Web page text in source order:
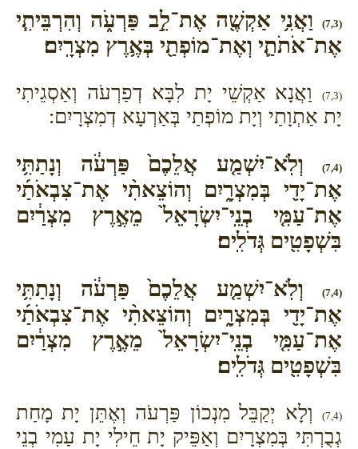
(7,3)
וַאֲנִ֥י אַקְשֶׁ֖ה אֶת־לֵ֣ב פַּרְעֹ֑ה וְהִרְבֵּיתִ֧י
אֶת־אֹתֹתַ֛י וְאֶת־מוֹפְתַ֖י בְּאֶ֥רֶץ מִצְרָֽיִם׃
(7,3)
וַאֲנָא אַקְשֵׁי יָת לִבָּא דְפַרְעֹה וְאַסְגֵיתִי
יָת אַתְוָתַי וְיָת מוֹפְתַי בְּאַרְעָא דְמִצְרָיִם:
(7,4)
וְלֹֽא־יִשְׁמַ֤ע אֲלֵכֶם֙ פַּרְעֹ֔ה וְנָתַתִּ֥י
אֶת־יָדִ֖י בְּמִצְרָ֑יִם וְהוֹצֵאתִ֨י אֶת־צִבְאֹתַ֜י
אֶת־עַמִּ֤י בְנֵֽי־יִשְׂרָאֵל֙ מֵאֶ֣רֶץ מִצְרַ֔יִם
בִּשְׁפָטִ֖ים גְּדֹלִֽים׃
(7,4)
וְלֹֽא־יִשְׁמַ֤ע אֲלֵכֶם֙ פַּרְעֹ֔ה וְנָתַתִּ֥י
אֶת־יָדִ֖י בְּמִצְרָ֑יִם וְהוֹצֵאתִ֨י אֶת־צִבְאֹתַ֜י
אֶת־עַמִּ֤י בְנֵֽי־יִשְׂרָאֵל֙ מֵאֶ֣רֶץ מִצְרַ֔יִם
בִּשְׁפָטִ֖ים גְּדֹלִֽים׃
(7,4)
וְלָא יְקַבֵּל מִנְכוֹן פַּרְעֹה וְאֶתֵּן יָת מָחַת
גְבֻרְתִּי בְּמִצְרָיִם וְאַפֵּיק יָת חֵילִי יָת עַמִי בְנֵי